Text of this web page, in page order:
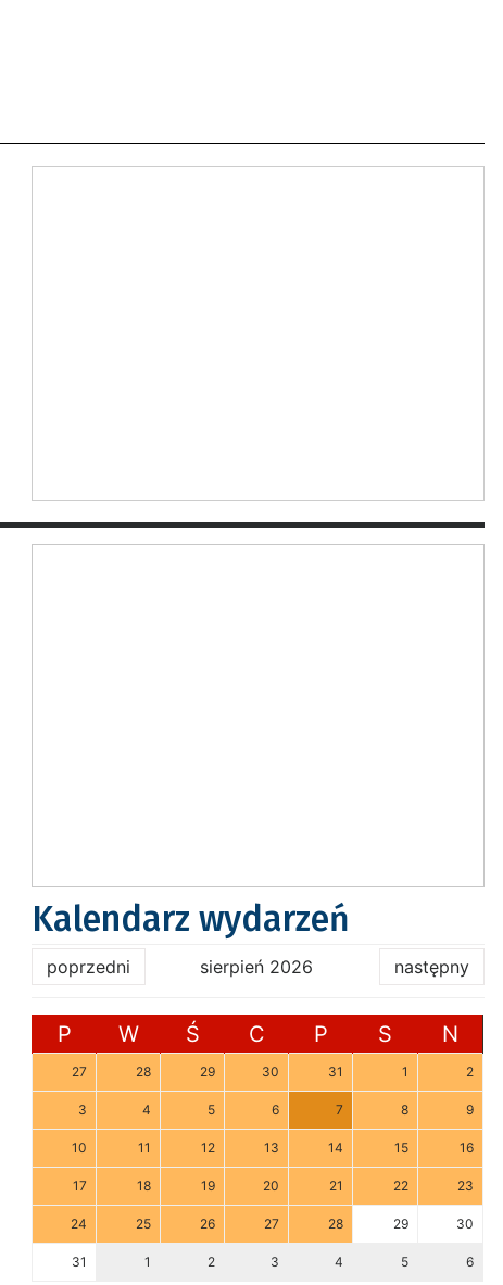
Kalendarz wydarzeń
poprzedni sierpień 2026 następny
P W Ś C P S N
27 28 29 30 31 1 2
3 4 5 6 7 8 9
10 11 12 13 14 15 16
17 18 19 20 21 22 23
24 25 26 27 28 29 30
31 1 2 3 4 5 6